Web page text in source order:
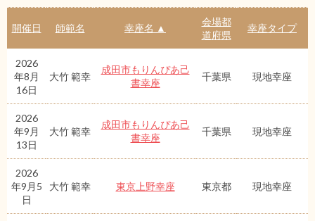
開催日 師範名 幸座名 ▲
会場都
道府県
幸座タイプ
2026
年8月
16日
大竹 範幸
成田市もりんぴあ己
書幸座
千葉県 現地幸座
2026
年9月
13日
大竹 範幸
成田市もりんぴあ己
書幸座
千葉県 現地幸座
2026
年9月5
日
大竹 範幸 東京上野幸座 東京都 現地幸座